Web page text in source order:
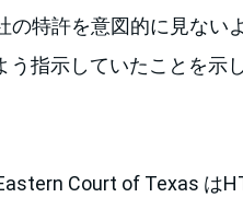
特許を意図的に見ない
指示していたことを示
Court of Texas は